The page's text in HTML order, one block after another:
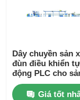
tua máy
Máy kéo ra
Máy đóng gói cáp
Dây chuyền sản
đùn điều khiển
động PLC cho
xuất phích cắm
điện
Giá tốt